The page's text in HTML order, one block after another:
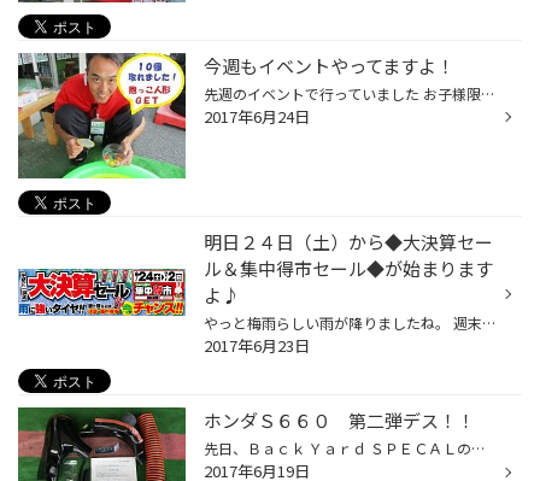
今週もイベントやってますよ！
先週のイベントで行っていました お子様限定の『スーパーボールすくい』ですが 今週末も好評実施中ですよ。 試しに私も久しぶりにチャレンジしました。 へたすれば10年以上のブランクですが なんと！！ 10個とれました！ （ズルはしてませんよ！）（笑） 10個とれますとキャラクターの抱っこ人形に...
2017年6月24日
明日２４日（土）から◆大決算セー
ル＆集中得市セール◆が始まります
よ♪
やっと梅雨らしい雨が降りましたね。 週末は雨の予報が出ていますので、みなさん運転には気をつけてくださいね！！ さて、明日２４日（土）から◆大決算セール＆集中得市セール◆が 始まるんですよ～♪ 詳しくは下記ＵＲＬをご覧下さい。 http://www.shufoo.net/pntweb/shopDetail/216740/ 土曜日は雨...
2017年6月23日
ホンダＳ６６０ 第二弾デス！！
先日、Ｂａｃｋ Ｙａｒｄ ＳＰＥＣＡＬのエアクリーナーＫＩＴを紹介させて頂きましたが、実は続きがあるんです！！ 今回はインタークーラー側の紹介です！！ 「ダブルインタークーラーダクト」のＫＩＴ内容がコチラです。 エアクリーナーと同様でドア後方下側のダクトからエアーを取り込みインター...
2017年6月19日